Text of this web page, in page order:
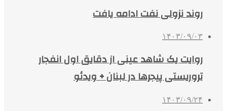
روند نزولی نفت ادامه یافت
۱۴۰۳/۰۹/۰۳
روایت یک شاهد عینی از دقایق اول انفجار
تروریستی پیجرها در لبنان + ویدئو
۱۴۰۳/۰۹/۲۴